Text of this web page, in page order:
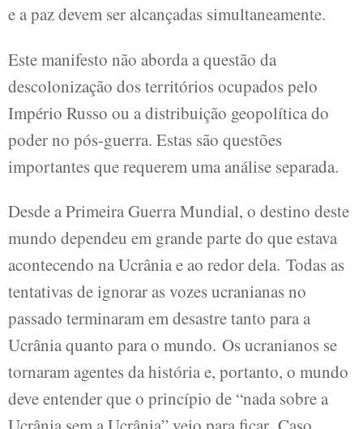
e a paz devem ser alcançadas simultaneamente.
Este manifesto não aborda a questão da
descolonização dos territórios ocupados pelo
Império Russo ou a distribuição geopolítica do
poder no pós-guerra. Estas são questões
importantes que requerem uma análise separada.
Desde a Primeira Guerra Mundial, o destino deste
mundo dependeu em grande parte do que estava
acontecendo na Ucrânia e ao redor dela. Todas as
tentativas de ignorar as vozes ucranianas no
passado terminaram em desastre tanto para a
Ucrânia quanto para o mundo. Os ucranianos se
tornaram agentes da história e, portanto, o mundo
deve entender que o princípio de “nada sobre a